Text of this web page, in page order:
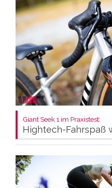
Giant Seek 1 im Praxistest:
Hightech-Fahrspaß